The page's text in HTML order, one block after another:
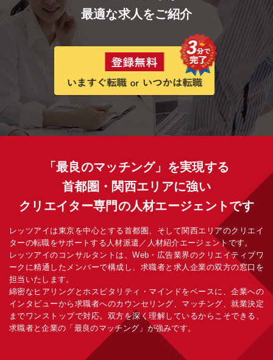
最適な求人をご紹介
「最良のマッチング」を実現する
首都圏・関西エリアに強い
クリエイター専門の人材エージェントです
レッツアイは東京を中心とする首都圏、そして関西エリアのクリエイ
ターの転職をサポートする人材派遣／人材紹介エージェントです。
レッツアイのコンサルタントは、Web・広告業界のクリエイティブワ
ークに精通したメンバーで構成し、求職者と求人企業の双方の窓口を
担当いたします。
綿密なヒアリングとホスピタリティ・マインドをベースに、企業への
インタビューから求職者へのカウンセリング、マッチング、就業決定
までワンストップで対応。双方を深く理解しているからこそできる、
求職者と企業の「最良のマッチング」が強みです。